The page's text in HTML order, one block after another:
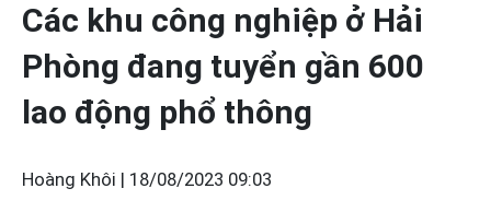
Các khu công nghiệp ở Hải
Phòng đang tuyển gần 600
lao động phổ thông
Hoàng Khôi | 18/08/2023 09:03